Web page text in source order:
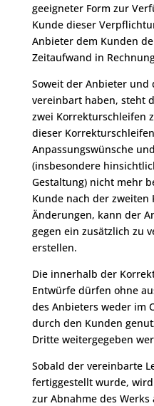
geeigneter Form zur
Kunde dieser
Anbieter dem Kunden
Zeitaufwand in
Soweit der Anbieter und
vereinbart haben, steht
zwei Korrekturschleifen
dieser
Anpassungswünsche
(insbesondere
Gestaltung) nicht mehr
Kunde nach der
Änderungen, kann der
gegen ein zusätzlich zu
erstellen.
Die innerhalb der
Entwürfe dürfen ohne
des Anbieters weder im
durch den Kunden
Dritte weitergegeben
Sobald der vereinbarte
fertiggestellt wurde,
zur Abnahme des